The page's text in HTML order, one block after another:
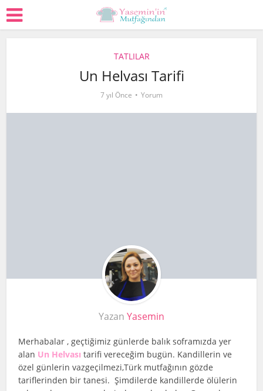
TATLILAR
Un Helvası Tarifi
7 yıl Önce Yorum
Yazan Yasemin
Merhabalar , geçtiğimiz günlerde balık soframızda yer
alan Un Helvası tarifi vereceğim bugün. Kandillerin ve
özel günlerin vazgeçilmezi,Türk mutfağının gözde
tariflerinden bir tanesi. Şimdilerde kandillerde ölülerin